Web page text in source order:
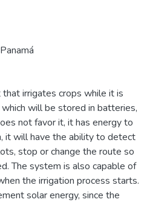
irrigates crops while it is
will be stored in batteries,
not favor it, it has energy to
it will have the ability to detect
stop or change the route so
The system is also capable of
the irrigation process starts.
solar energy, since the